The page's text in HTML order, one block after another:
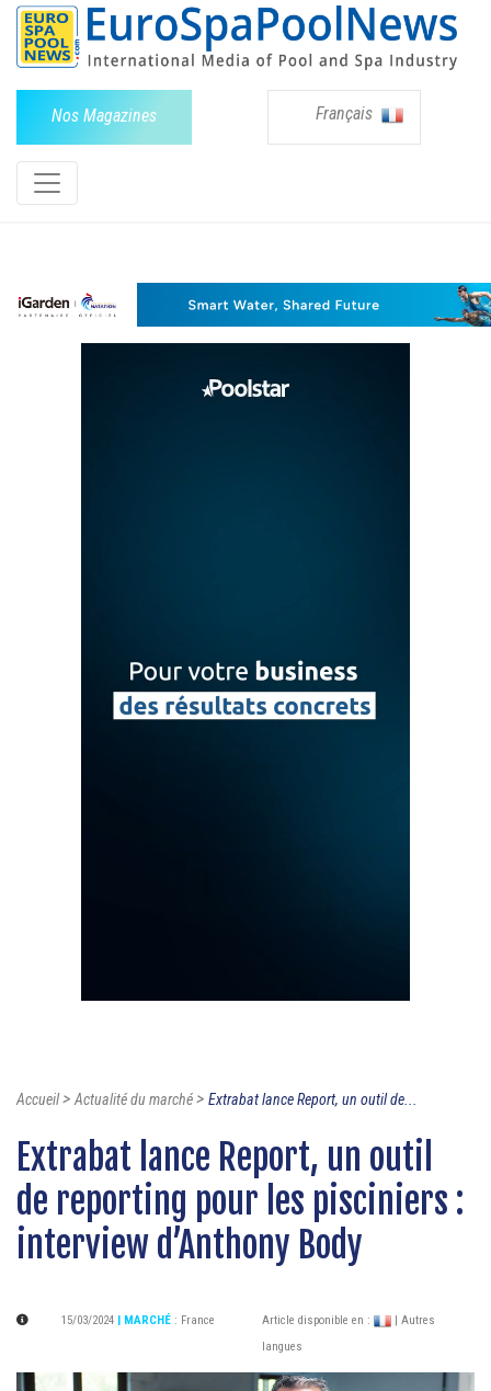
Nos Magazines Français
Accueil>Actualité du marché> Extrabat lance Report, un outil de...
Extrabat lance Report, un outil
de reporting pour les pisciniers :
interview d’Anthony Body
15/03/2024 | MARCHÉ : France Article disponible en :
| Autres
langues